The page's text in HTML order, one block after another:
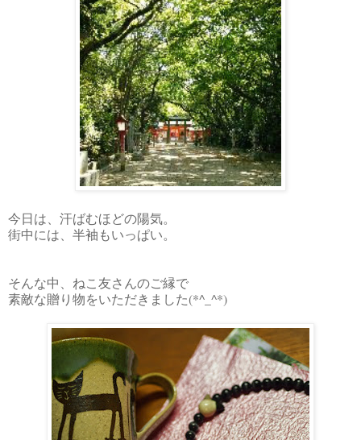
今日は、汗ばむほどの陽気。
街中には、半袖もいっぱい。
そんな中、ねこ友さんのご縁で
素敵な贈り物をいただきました(*^_^*)